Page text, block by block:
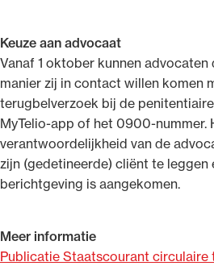
Keuze aan advocaat
Vanaf 1 oktober kunnen
manier zij in contact willen komen
terugbelverzoek bij de
MyTelio-app of het 0900-nummer.
verantwoordelijkheid van de
zijn (gedetineerde) cliënt te
berichtgeving is aangekomen.
Meer informatie
Publicatie Staatscourant circulaire